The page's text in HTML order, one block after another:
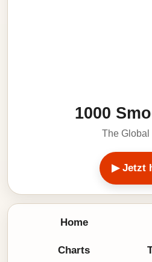
1000
The Global
▶ Jetzt
Home
Charts